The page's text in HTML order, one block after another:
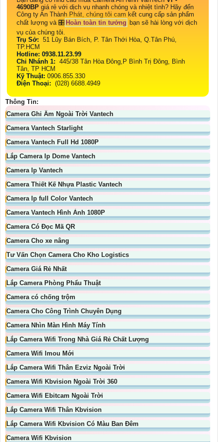
4690BP giá rẻ với dịch vụ nhanh chóng và nhiệt tình? Hãy đến
Công ty An Thành Phát, chúng tôi cam kết cung cấp sản phẩm
chất lượng và 🎛 Hoàn toàn tin tưởng bạn sẽ hài lòng với dịch
vụ của chúng tôi.
Trụ Sở: 51 Lũy Bán Bích, P. Tân Thới Hòa, Q.Tân Phú,
TP.HCM
Hotline: 0938.11.23.99
Chi Nhánh 1: 445/38 Tân Hòa Đông,P Bình Trị Đông, Bình
Tân, TP HCM
Kỹ Thuật: 0906.855.330
Điện Thoại: (028) 6688.4949
Thông Tin:
Camera Ghi Âm Ngoài Trời Vantech
Camera Vantech Starlight
Camera Vantech Full Hd 1080P
Lắp Camera Ip Dome Vantech
Camera Ip Vantech
Camera Thiết Kế Nhựa Plastic Vantech
Camera Ip full Color Vantech
Camera Vantech Hình Ảnh 1080P
Camera Có Đọc Mã QR
Camera Cho xe nâng
Tư Vấn Chọn Camera Cho Kho Logistics
Camera Giá Rẻ Nhất
Lắp Camera Phòng Phẩu Thuật
Camera có chống trộm
Camera Cho Công Trình Chuyên Dụng
Camera Nhìn Màn Hình Máy Tính
Lắp Camera Wifi Trong Nhà Giá Rẻ Chất Lượng
Camera Wifi Imou Mới
Lắp Camera Wifi Thân Ezviz Ngoài Trời
Camera Wifi Kbvision Ngoài Trời 360
Camera Wifi Ebitcam Ngoài Trời
Lắp Camera Wifi Thân Kbvision
Lắp Camera Wifi Kbvision Có Màu Ban Đêm
Camera Wifi Kbvision